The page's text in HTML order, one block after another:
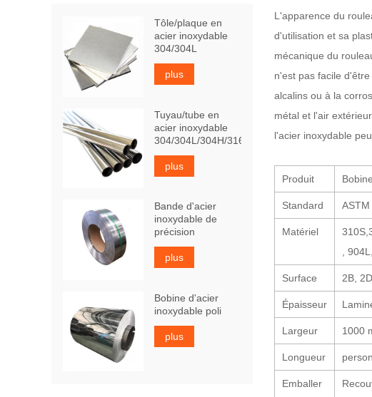
L'apparence du
d'utilisation et sa
mécanique du
n'est pas facile
alcalins ou à la
métal et l'air
l'acier inoxydable
Produit
Standard
Matériel
,
Surface 2B,
Épaisseur
Largeur 1000
Longueur
Emballer
Tôle/plaque en
acier inoxydable
304/304L
plus
Tuyau/tube en
acier inoxydable
304/304L/304H/316Ti
plus
Bande d'acier
inoxydable de
précision
plus
Bobine d'acier
inoxydable poli
plus